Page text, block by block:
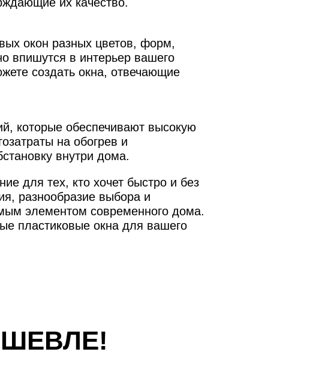
окон разных цветов, форм,
впишутся в интерьер вашего
создать окна, отвечающие
которые обеспечивают высокую
на обогрев и
внутри дома.
для тех, кто хочет быстро и без
разнообразие выбора и
элементом современного дома.
пластиковые окна для вашего